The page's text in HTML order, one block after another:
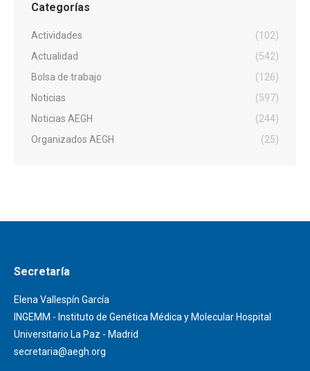
Categorías
Actividades
(102)
Actualidad
(542)
Bolsa de trabajo
(126)
Noticias
(597)
Noticias AEGH
(244)
Organizados AEGH
(25)
Secretaría
Elena Vallespín García
INGEMM - Instituto de Genética Médica y Molecular Hospital
Universitario La Paz - Madrid
secretaria@aegh.org